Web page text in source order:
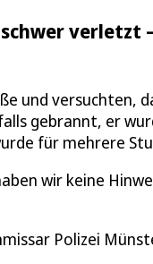
schwer
und versuchten,
gebrannt, er
für mehrere
wir keine
Polizei